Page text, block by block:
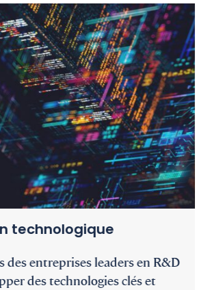
technologique
des entreprises leaders en R&D
des technologies clés et